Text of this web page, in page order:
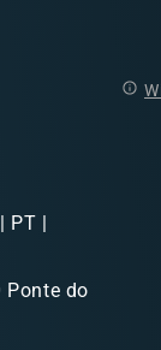
|
Ponte do